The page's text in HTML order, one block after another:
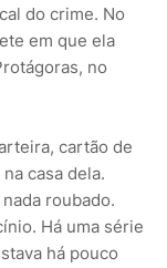
do crime. No
em que ela
no
cartão de
casa dela.
roubado.
Há uma série
há pouco